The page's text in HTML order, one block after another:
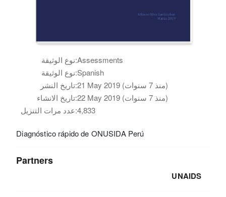
نوع الوثيقة:Assessments
نوع الوثيقة:Spanish
تاريخ النشر:
21 May 2019 (منذ 7 سنوات)
تاريخ الانشاء:
22 May 2019 (منذ 7 سنوات)
عدد مرات التنزيل:4,833
Diagnóstico rápido de ONUSIDA Perú
Partners
UNAIDS